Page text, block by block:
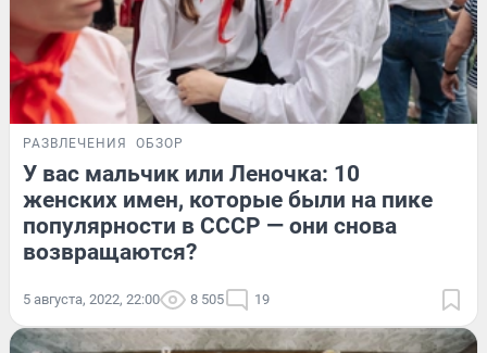
РАЗВЛЕЧЕНИЯ ОБЗОР
У вас мальчик или Леночка: 10
женских имен, которые были на пике
популярности в СССР — они снова
возвращаются?
5 августа, 2022, 22:00 8 505 19